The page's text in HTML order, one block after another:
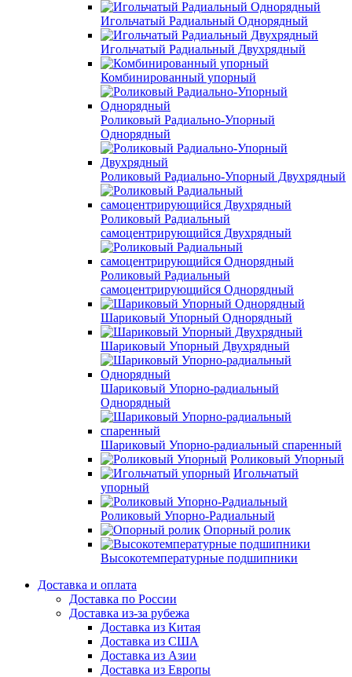
Игольчатый Радиальный Однорядный
Игольчатый Радиальный Двухрядный
Комбинированный упорный
Роликовый Радиально-Упорный
Однорядный
Роликовый Радиально-Упорный Двухрядный
Роликовый Радиальный
самоцентрирующийся Двухрядный
Роликовый Радиальный
самоцентрирующийся Однорядный
Шариковый Упорный Однорядный
Шариковый Упорный Двухрядный
Шариковый Упорно-радиальный
Однорядный
Шариковый Упорно-радиальный спаренный
Роликовый Упорный
Игольчатый
упорный
Роликовый Упорно-Радиальный
Опорный ролик
Высокотемпературные подшипники
Доставка и оплата
Доставка по России
Доставка из-за рубежа
Доставка из Китая
Доставка из США
Доставка из Азии
Доставка из Европы